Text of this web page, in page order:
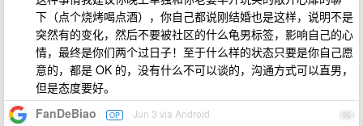
下（点个烧烤喝点酒），你自己都说刚结婚也是这样，说明不是
突然有的变化，然后不要被社区的什么龟男标签，影响自己的心
情，最终是你们两个过日子！至于什么样的状态只要是你自己愿
意的，都是 OK 的，没有什么不可以谈的，沟通方式可以直男，
但是态度要好。
96
FanDeBiao OP Jun 3 via Android